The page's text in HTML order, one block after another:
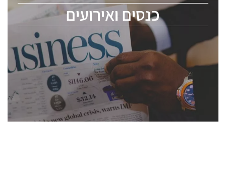
כנסים ואירועים
ChipEx2026 will be held on May 12-13, 2026. The
conference is intended for everyone involved in the
semiconductor industry, including engineers,
professional experts, and senior executives.
לחץ לפרטים